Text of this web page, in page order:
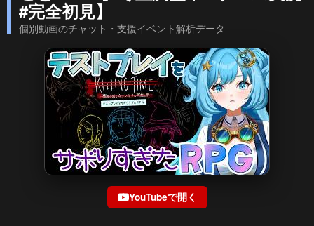
#完全初見】
個別動画のチャット・支援イベント解析データ
YouTubeで開く